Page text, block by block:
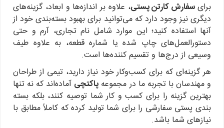
برایسفارش کارتن پستی، علاوه بر اندازه‌ها و ابعاد، گزینه‌های
دیگری نیز وجود دارد که می‌توانید برای بهبود بسته‌بندی خود از
آنها استفاده کنید؛ این موارد شامل نام تجاری، آرم و حتی
دستورالعمل‌های چاپ شده یا شماره قطعه، به علاوه طیف
وسیعی از درج‌ها و تقسیم کننده‌ها است.
هر گزینه‌ای که برای کسب‌وکار خود نیاز دارید، تیمی از طراحان
و مهندسان با تجربه ما در مجموعه پاکتچی آماده‌اند که نه تنها
بهترین گزینه را برای کسب و کار شما توصیه کنند، بلکه بسته
بندی پستی سفارشی را برای شما تولید کرده که کاملاً مطابق با
نیازهای شما باشد.